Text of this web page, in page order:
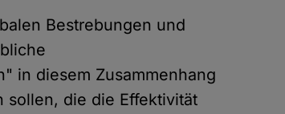
Bestrebungen und
in diesem Zusammenhang
sollen, die die Effektivität